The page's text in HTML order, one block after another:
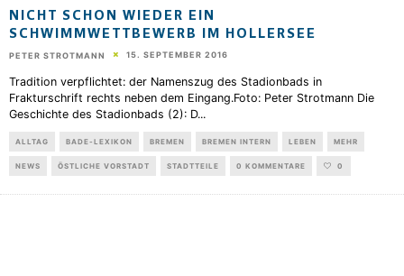
NICHT SCHON WIEDER EIN
SCHWIMMWETTBEWERB IM HOLLERSEE
PETER STROTMANN 15. SEPTEMBER 2016
Tradition verpflichtet: der Namenszug des Stadionbads in
Frakturschrift rechts neben dem Eingang.Foto: Peter Strotmann Die
Geschichte des Stadionbads (2): D...
ALLTAG BADE-LEXIKON BREMEN BREMEN INTERN LEBEN MEHR
NEWS ÖSTLICHE VORSTADT STADTTEILE 0 KOMMENTARE 0